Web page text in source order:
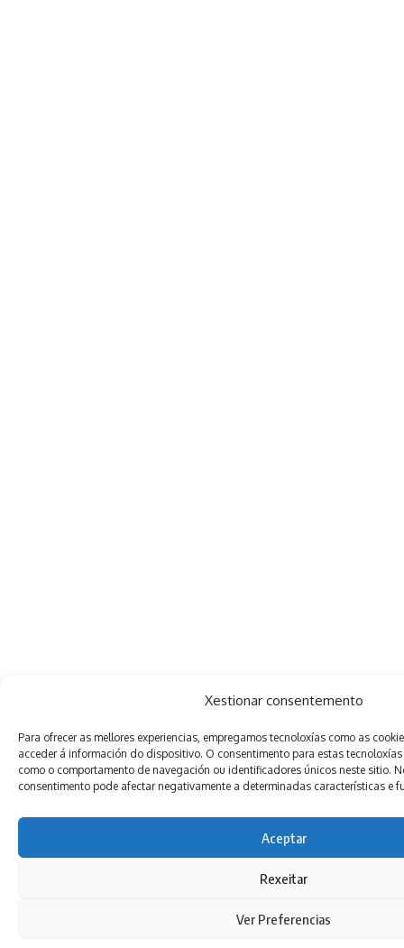
Xestionar consentemento
Para ofrecer as mellores experiencias, empregamos tecnoloxías como as
acceder á información do dispositivo. O consentimento para estas
como o comportamento de navegación ou identificadores únicos neste sitio.
consentimento pode afectar negativamente a determinadas características e
Aceptar
Rexeitar
Ver Preferencias